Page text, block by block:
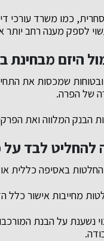
כמו משרד עורכי
לספק מענה רחב
היזם מבחינת
שמכסות את
של הפרה.
הבנק המלווה ואת
להחליט לבד
באסיפה כללית
מחייבות אישור כלל
נשענת על הבנת